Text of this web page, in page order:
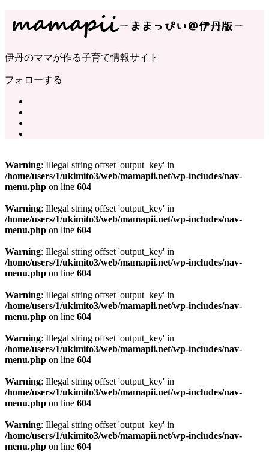
伊丹のママが作る子育て情報サイト
フォローする
Warning: Illegal string offset 'output_key' in
/home/users/1/ukimito3/web/mamapii.net/wp-includes/nav-
menu.php on line 604
Warning: Illegal string offset 'output_key' in
/home/users/1/ukimito3/web/mamapii.net/wp-includes/nav-
menu.php on line 604
Warning: Illegal string offset 'output_key' in
/home/users/1/ukimito3/web/mamapii.net/wp-includes/nav-
menu.php on line 604
Warning: Illegal string offset 'output_key' in
/home/users/1/ukimito3/web/mamapii.net/wp-includes/nav-
menu.php on line 604
Warning: Illegal string offset 'output_key' in
/home/users/1/ukimito3/web/mamapii.net/wp-includes/nav-
menu.php on line 604
Warning: Illegal string offset 'output_key' in
/home/users/1/ukimito3/web/mamapii.net/wp-includes/nav-
menu.php on line 604
Warning: Illegal string offset 'output_key' in
/home/users/1/ukimito3/web/mamapii.net/wp-includes/nav-
menu.php on line 604